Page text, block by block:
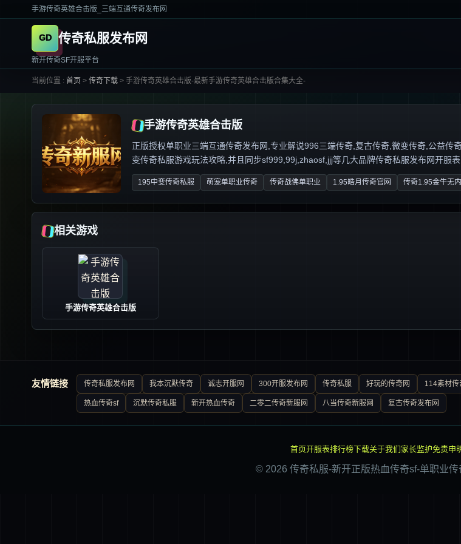
手游传奇英雄合击版_三端互通传奇发布网
传奇私服发布网
新开传奇SF开服平台
当前位置 : 首页 > 传奇下载 > 手游传奇英雄合击版-最新手游传奇英雄合击版合集大全-
手游传奇英雄合击版
正版授权单职业三端互通传奇发布网,专业解说996三端传奇,复古传奇,微变传奇,公益
变传奇私服游戏玩法攻略,并且同步sf999,99j,zhaosf,jjj等几大品牌传奇私服发布网开服
195中变传奇私服 萌宠单职业传奇 传奇战佛单职业 1.95皓月传奇官网 传奇1.95金牛无
相关游戏
手游传奇英雄合击版
友情链接 传奇私服发布网 我本沉默传奇 诚志开服网 300开服发布网 传奇私服 好玩的传奇网 114素材传
热血传奇sf 沉默传奇私服 新开热血传奇 二零二传奇新服网 八当传奇新服网 复古传奇发布网
首页开服表排行榜下载关于我们 家长监护免责申
© 2026 传奇私服-新开正版热血传奇sf-单职业